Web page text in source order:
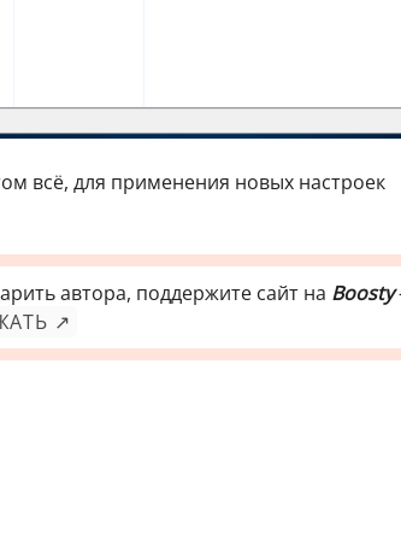
всё, для применения новых настроек
автора, поддержите сайт на Boosty
↗